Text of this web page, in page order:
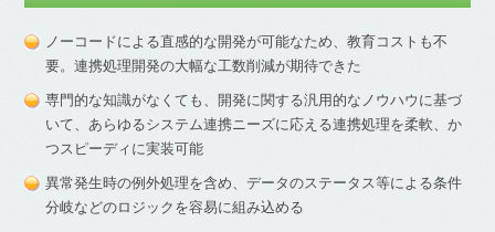
ノーコードによる直感的な開発が可能なため、教育コストも不
要。連携処理開発の大幅な工数削減が期待できた
専門的な知識がなくても、開発に関する汎用的なノウハウに基づ
いて、あらゆるシステム連携ニーズに応える連携処理を柔軟、か
つスピーディに実装可能
異常発生時の例外処理を含め、データのステータス等による条件
分岐などのロジックを容易に組み込める